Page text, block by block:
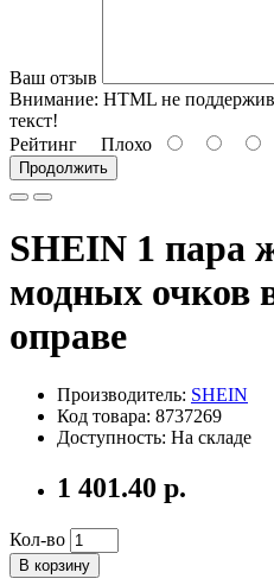
Ваш отзыв
Внимание: HTML не
текст!
Рейтинг Плохо
Продолжить
SHEIN 1 пара
модных очков
оправе
Производитель: SHEIN
Код товара: 8737269
Доступность: На складе
1 401.40 р.
Кол-во
В корзину